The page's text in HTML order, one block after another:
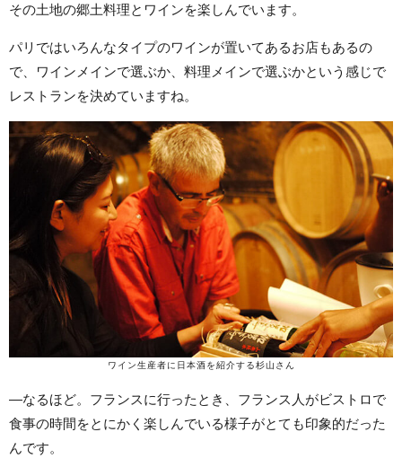
その土地の郷土料理とワインを楽しんでいます。
パリではいろんなタイプのワインが置いてあるお店もあるの
で、ワインメインで選ぶか、料理メインで選ぶかという感じで
レストランを決めていますね。
ワイン生産者に日本酒を紹介する杉山さん
—なるほど。フランスに行ったとき、フランス人がビストロで
食事の時間をとにかく楽しんでいる様子がとても印象的だった
んです。